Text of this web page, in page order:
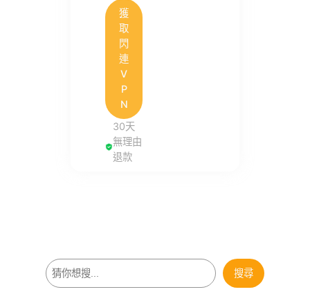
獲
取
閃
連
V
P
N
30天
無理由
退款
搜
尋
搜尋